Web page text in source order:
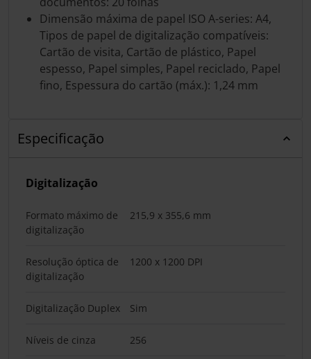
Dimensão máxima de papel ISO A-series: A4,
Tipos de papel de digitalização compatíveis:
Cartão de visita, Cartão de plástico, Papel
espesso, Papel simples, Papel reciclado, Papel
fino, Espessura do cartão (máx.): 1,24 mm
Especificação
Digitalização
Formato máximo de
digitalização
215,9 x 355,6 mm
Resolução óptica de
digitalização
1200 x 1200 DPI
Digitalização Duplex Sim
Níveis de cinza 256